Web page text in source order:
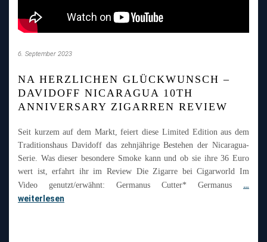
6. September 2023
NA HERZLICHEN GLÜCKWUNSCH –
DAVIDOFF NICARAGUA 10TH
ANNIVERSARY ZIGARREN REVIEW
Seit kurzem auf dem Markt, feiert diese Limited Edition aus dem
Traditionshaus Davidoff das zehnjährige Bestehen der Nicaragua-
Serie. Was dieser besondere Smoke kann und ob sie ihre 36 Euro
wert ist, erfahrt ihr im Review Die Zigarre bei Cigarworld Im
Video genutzt/erwähnt: Germanus Cutter* Germanus …
weiterlesen